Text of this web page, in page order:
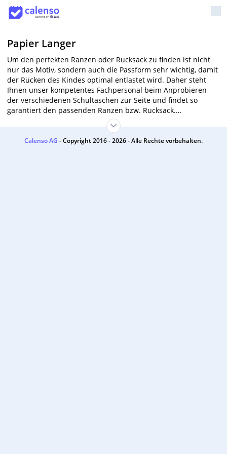
Papier Langer
Um den perfekten Ranzen oder Rucksack zu finden ist nicht
nur das Motiv, sondern auch die Passform sehr wichtig, damit
der Rücken des Kindes optimal entlastet wird. Daher steht
Ihnen unser kompetentes Fachpersonal beim Anprobieren
der verschiedenen Schultaschen zur Seite und findet so
garantiert den passenden Ranzen bzw. Rucksack.
www.ranzenrocker.de
Calenso AG - Copyright 2016 - 2026 - Alle Rechte vorbehalten.